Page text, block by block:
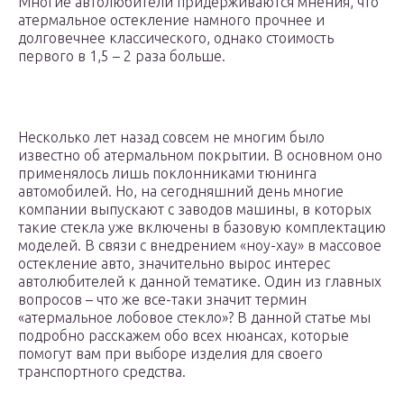
атермальное остекление намного прочнее и
долговечнее классического, однако стоимость
первого в 1,5 – 2 раза больше.
Несколько лет назад совсем не многим было
известно об атермальном покрытии. В основном оно
применялось лишь поклонниками тюнинга
автомобилей. Но, на сегодняшний день многие
компании выпускают с заводов машины, в которых
такие стекла уже включены в базовую комплектацию
моделей. В связи с внедрением «ноу-хау» в массовое
остекление авто, значительно вырос интерес
автолюбителей к данной тематике. Один из главных
вопросов – что же все-таки значит термин
«атермальное лобовое стекло»? В данной статье мы
подробно расскажем обо всех нюансах, которые
помогут вам при выборе изделия для своего
транспортного средства.